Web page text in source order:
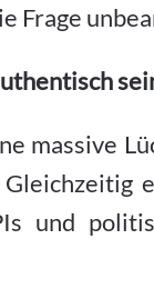
Frage
massive
Gleichzeitig
und